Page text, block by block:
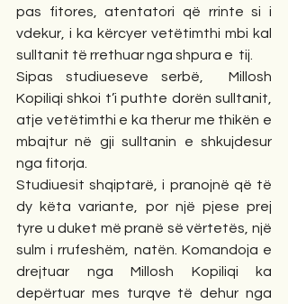
pas fitores, atentatori që rrinte si i
vdekur, i ka kërcyer vetëtimthi mbi kal
sulltanit të rrethuar nga shpura e  tij.
Sipas studiueseve serbë,  Millosh
Kopiliqi shkoi t’i puthte dorën sulltanit,
atje vetëtimthi e ka therur me thikën e
mbajtur në gji sulltanin e shkujdesur
nga fitorja.
Studiuesit shqiptarë, i pranojnë që të
dy këta variante, por një pjese prej
tyre u duket më pranë së vërtetës, një
sulm i rrufeshëm, natën. Komandoja e
drejtuar nga Millosh Kopiliqi ka
depërtuar mes turqve të dehur nga